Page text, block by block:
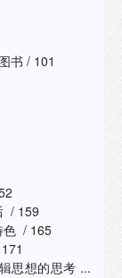
书 / 101
/ 159
色 / 165
思想的思考 ...